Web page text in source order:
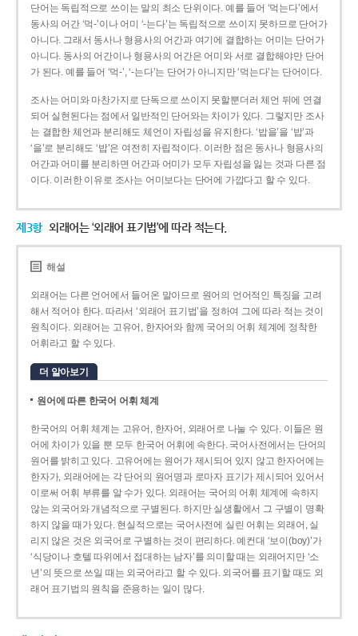
단어는 독립적으로 쓰이는 말의 최소 단위이다. 예를 들어 ‘먹는다’에서
동사의 어간 ‘먹-­’이나 어미 ‘­-는다’는 독립적으로 쓰이지 못하므로 단어가
아니다. 그래서 동사나 형용사의 어간과 여기에 결합하는 어미는 단어가
아니다. 동사의 어간이나 형용사의 어간은 어미와 서로 결합해야만 단어
가 된다. 예를 들어 ‘먹-’, ‘-는다’는 단어가 아니지만 ‘먹는다’는 단어이다.
조사는 어미와 마찬가지로 단독으로 쓰이지 못할뿐더러 체언 뒤에 연결
되어 실현된다는 점에서 일반적인 단어와는 차이가 있다. 그렇지만 조사
는 결합한 체언과 분리해도 체언이 자립성을 유지한다. ‘밥을’을 ‘밥’과
‘을’로 분리해도 ‘밥’은 여전히 자립적이다. 이러한 점은 동사나 형용사의
어간과 어미를 분리하면 어간과 어미가 모두 자립성을 잃는 것과 다른 점
이다. 이러한 이유로 조사는 어미보다는 단어에 가깝다고 할 수 있다.
제3항 외래어는 ‘외래어 표기법’에 따라 적는다.
해설
외래어는 다른 언어에서 들어온 말이므로 원어의 언어적인 특징을 고려
해서 적어야 한다. 따라서 ‘외래어 표기법’을 정하여 그에 따라 적는 것이
원칙이다. 외래어는 고유어, 한자어와 함께 국어의 어휘 체계에 정착한
어휘라고 할 수 있다.
더 알아보기
원어에 따른 한국어 어휘 체계
한국어의 어휘 체계는 고유어, 한자어, 외래어로 나눌 수 있다. 이들은 원
어에 차이가 있을 뿐 모두 한국어 어휘에 속한다. 국어사전에서는 단어의
원어를 밝히고 있다. 고유어에는 원어가 제시되어 있지 않고 한자어에는
한자가, 외래어에는 각 단어의 원어명과 로마자 표기가 제시되어 있어서
이로써 어휘 부류를 알 수가 있다. 외래어는 국어의 어휘 체계에 속하지
않는 외국어와 개념적으로 구별된다. 하지만 실생활에서 그 구별이 명확
하지 않을 때가 있다. 현실적으로는 국어사전에 실린 어휘는 외래어, 실
리지 않은 것은 외국어로 구별하는 것이 편리하다. 예컨대 ‘보이(boy)’가
‘식당이나 호텔 따위에서 접대하는 남자’를 의미할 때는 외래어지만 ‘소
년’의 뜻으로 쓰일 때는 외국어라고 할 수 있다. 외국어를 표기할 때도 외
래어 표기법의 원칙을 준용하는 일이 많다.